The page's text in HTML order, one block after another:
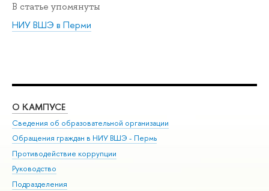
В статье упомянуты
НИУ ВШЭ в Перми
О КАМПУСЕ
Сведения об образовательной организации
Обращения граждан в НИУ ВШЭ - Пермь
Противодействие коррупции
Руководство
Подразделения